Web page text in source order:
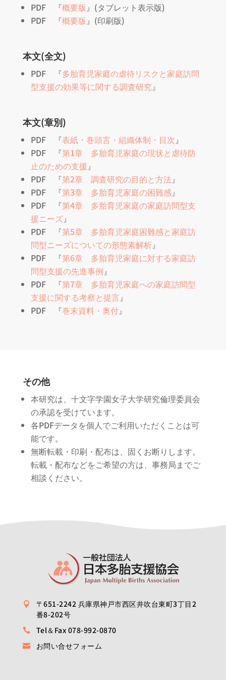
PDF 『概要版』(タブレット表示版)
PDF 『概要版』(印刷版)
本文(全文)
PDF 『多胎育児家庭の虐待リスクと家庭訪問
型支援の効果等に関する調査研究』
本文(章別)
PDF 『表紙・巻頭言・組織体制・目次』
PDF 『第1章 多胎育児家庭の現状と虐待防
止のための支援』
PDF 『第2章 調査研究の目的と方法』
PDF 『第3章 多胎育児家庭の困難感』
PDF 『第4章 多胎育児家庭の家庭訪問型支
援ニーズ』
PDF 『第5章 多胎育児家庭困難感と家庭訪
問型ニーズについての形態素解析』
PDF 『第6章 多胎育児家庭に対する家庭訪
問型支援の先進事例』
PDF 『第7章 多胎育児家庭への家庭訪問型
支援に関する考察と提言』
PDF 『巻末資料・奥付』
その他
本研究は、十文字学園女子大学研究倫理委員会
の承認を受けています。
各PDFデータを個人でご利用いただくことは可
能です。
無断転載・印刷・配布は、固くお断りします。
転載・配布などをご希望の方は、事務局までご
相談ください。

〒651-2242 兵庫県神戸市西区井吹台東町3丁目2
番8-202号
 Tel＆Fax 078-992-0870
 お問い合せフォーム